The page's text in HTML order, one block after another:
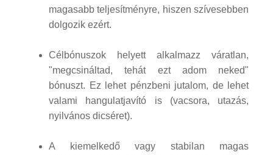
magasabb teljesítményre, hiszen szívesebben
dolgozik ezért.
Célbónuszok helyett alkalmazz váratlan,
"megcsináltad, tehát ezt adom neked"
bónuszt. Ez lehet pénzbeni jutalom, de lehet
valami hangulatjavító is (vacsora, utazás,
nyilvános dicséret).
A kiemelkedő vagy stabilan magas